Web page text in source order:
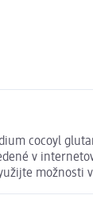
cocoyl
v